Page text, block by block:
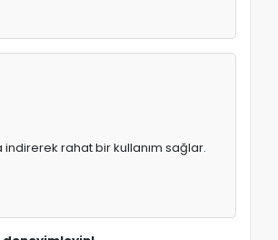
indirerek rahat bir kullanım sağlar.